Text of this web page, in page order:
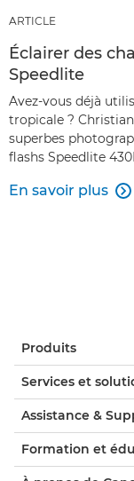
ARTICLE
Éclairer des
Speedlite
Avez-vous déjà
tropicale ?
superbes
flashs Speedlite
En savoir plus 
Produits
Services et
Assistance &
Formation et